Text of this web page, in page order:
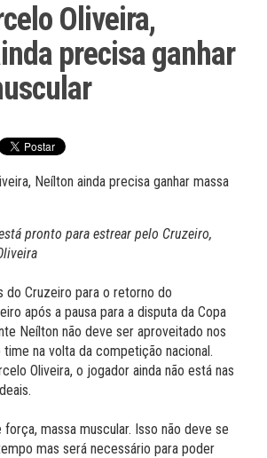
Oliveira,
precisa ganhar
pronto para estrear pelo Cruzeiro,
do Cruzeiro para o retorno do
após a pausa para a disputa da Copa
Neílton não deve ser aproveitado nos
na volta da competição nacional.
Oliveira, o jogador ainda não está nas
massa muscular. Isso não deve se
mas será necessário para poder